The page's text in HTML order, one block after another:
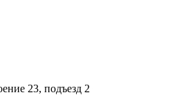
23, подъезд 2